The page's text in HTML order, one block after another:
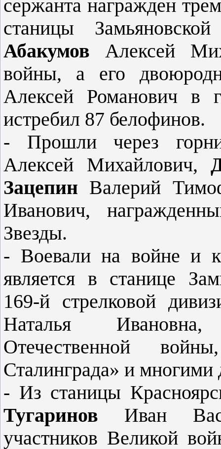
сержанта награжден
станицы
Абакумов Алексей
войны, а его
Алексей Романович в
истребил 87 белофинов.
- Прошли через
Алексей Михайлович,
Зацепин Валерий
Иванович,
Звезды.
- Воевали на войне и
является в стани­це
169-й стрелковой
Наталья
Отечественной
Сталинграда» и
- Из станицы
Тугаринов Иван
участников Великой